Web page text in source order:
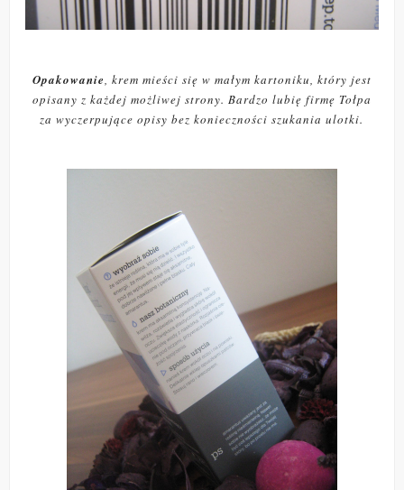
Opakowanie, krem mieści się w małym kartoniku, który jest
opisany z każdej możliwej strony. Bardzo lubię firmę Tołpa
za wyczerpujące opisy bez konieczności szukania ulotki.